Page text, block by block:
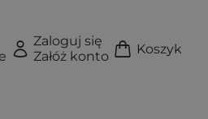
Zaloguj się
Załóż konto
Koszyk